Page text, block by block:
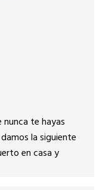
nunca te hayas
la siguiente
en casa y